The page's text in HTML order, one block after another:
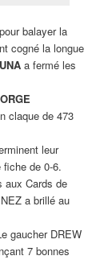
balayer la
cogné la longue
a fermé les
claque de 473
leur
de 0-6.
Cards de
a brillé au
gaucher DREW
7 bonnes